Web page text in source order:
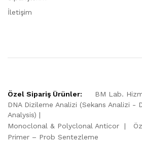
İletişim
Özel Sipariş Ürünler:
BM Lab.
DNA Dizileme Analizi (Sekans Analizi -
Analysis)
Monoclonal & Polyclonal Anticor
Primer – Prob Sentezleme